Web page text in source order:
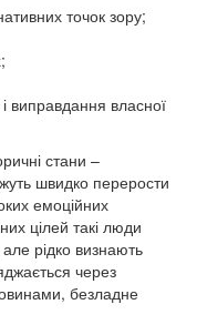
точок зору;
виправдання власної
стани –
швидко перерости
емоційних
цілей такі люди
рідко визнають
через
безладне